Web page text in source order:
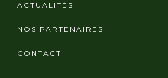
ACTUALITÉS
NOS PARTENAIRES
CONTACT